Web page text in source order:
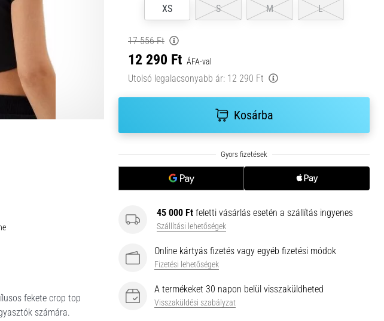
XS S M L
17 556 Ft
12 290 Ft ÁFA-val
Utolsó legalacsonyabb ár: 12 290 Ft
Kosárba
45 000 Ft feletti vásárlás esetén a szállítás ingyenes
Szállítási lehetőségek
Online kártyás fizetés vagy egyéb fizetési módok
Fizetési lehetőségek
A termékeket 30 napon belül visszaküldheted
Visszaküldési szabályzat
fekete crop top
számára.